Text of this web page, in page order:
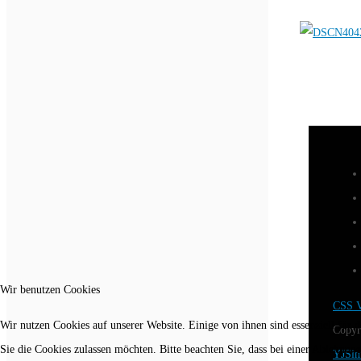
CSS
Wir benutzen Cookies
Wir nutzen Cookies auf unserer Website. Einige von ihnen sind essenziell für
Sie die Cookies zulassen möchten. Bitte beachten Sie, dass bei einer